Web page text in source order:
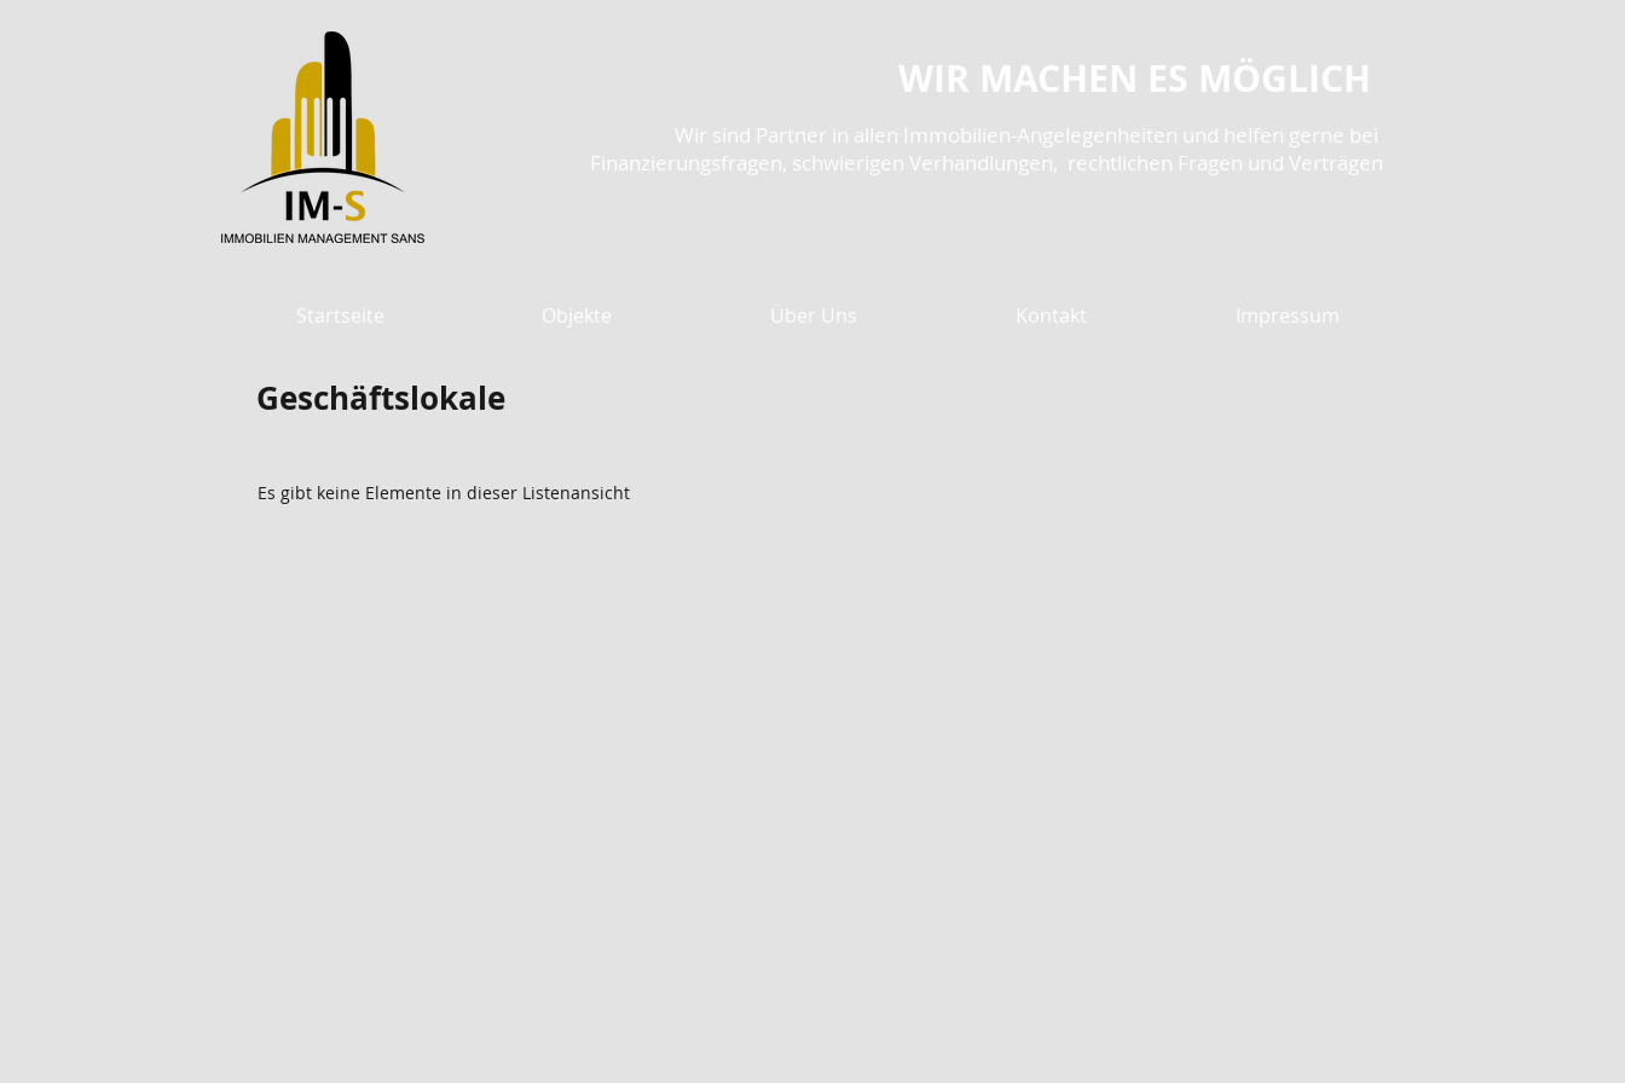
WIR MACHEN ES MÖGLICH
Wir sind Partner in allen Immobilien-Angelegenheiten und helfen gerne bei
Finanzierungsfragen, schwierigen Verhandlungen, rechtlichen Fragen und Verträgen
Startseite Objekte Über Uns Kontakt Impressum
Geschäftslokale
Es gibt keine Elemente in dieser Listenansicht